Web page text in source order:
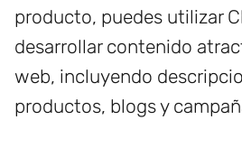
producto, puedes utilizar
desarrollar contenido
web, incluyendo
productos, blogs y